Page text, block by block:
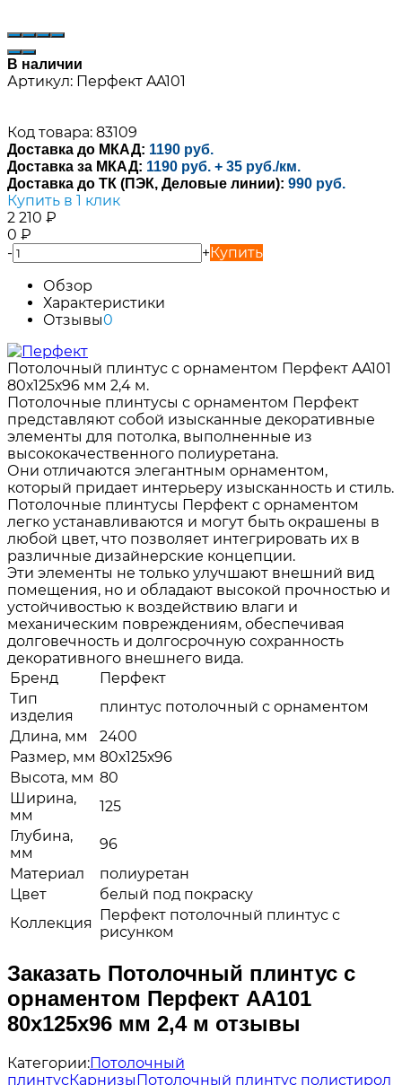
В наличии
Артикул: Перфект AA101
Код товара: 83109
Доставка до МКАД: 1190 руб.
Доставка за МКАД: 1190 руб. + 35 руб./км.
Доставка до ТК (ПЭК, Деловые линии): 990 руб.
Купить в 1 клик
2 210 ₽
0 ₽
-
+Купить
Обзор
Характеристики
Отзывы0
Потолочный плинтус с орнаментом Перфект AA101
80х125х96 мм 2,4 м.
Потолочные плинтусы с орнаментом Перфект
представляют собой изысканные декоративные
элементы для потолка, выполненные из
высококачественного полиуретана.
Они отличаются элегантным орнаментом,
который придает интерьеру изысканность и стиль.
Потолочные плинтусы Перфект с орнаментом
легко устанавливаются и могут быть окрашены в
любой цвет, что позволяет интегрировать их в
различные дизайнерские концепции.
Эти элементы не только улучшают внешний вид
помещения, но и обладают высокой прочностью и
устойчивостью к воздействию влаги и
механическим повреждениям, обеспечивая
долговечность и долгосрочную сохранность
декоративного внешнего вида.
Бренд
Перфект
Тип
изделия
плинтус потолочный с орнаментом
Длина, мм
2400
Размер, мм 80х125х96
Высота, мм 80
Ширина,
мм
125
Глубина,
мм
96
Материал
полиуретан
Цвет
белый под покраску
Коллекция Перфект потолочный плинтус с
рисунком
Заказать Потолочный плинтус с
орнаментом Перфект AA101
80х125х96 мм 2,4 м отзывы
Категории:Потолочный
плинтусКарнизыПотолочный плинтус полистирол